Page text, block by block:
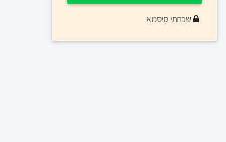
שכחתי סיסמא